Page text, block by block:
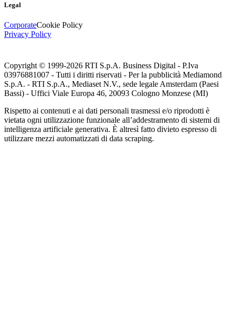
Legal
CorporateCookie Policy
Privacy Policy
Copyright © 1999-2026 RTI S.p.A. Business Digital - P.Iva
03976881007 - Tutti i diritti riservati - Per la pubblicità Mediamond
S.p.A. - RTI S.p.A., Mediaset N.V., sede legale Amsterdam (Paesi
Bassi) - Uffici Viale Europa 46, 20093 Cologno Monzese (MI)
Rispetto ai contenuti e ai dati personali trasmessi e/o riprodotti è
vietata ogni utilizzazione funzionale all’addestramento di sistemi di
intelligenza artificiale generativa. È altresì fatto divieto espresso di
utilizzare mezzi automatizzati di data scraping.